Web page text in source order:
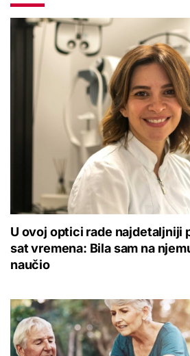
U ovoj optici rade najdetaljniji
sat vremena: Bila sam na
naučio